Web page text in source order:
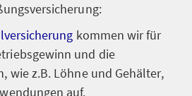
kommen wir für
und die
wie z.B. Löhne und Gehälter,
auf.